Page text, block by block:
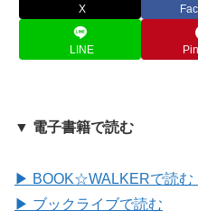
X
LINE
▼ 電子書籍で読む
▶ BOOK☆WALKERで読む
▶ ブックライブで読む